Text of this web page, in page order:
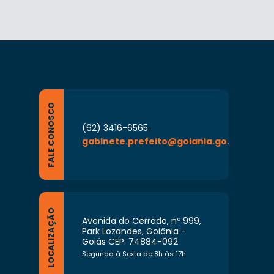
FALE CONOSCO
(62) 3416-6565
gabinete.prefeito@goiania.go.gov.br
LOCALIZAÇÃO
Avenida do Cerrado, nº 999,
Park Lozandes, Goiânia -
Goiás CEP: 74884-092
Segunda à Sexta de 8h às 17h